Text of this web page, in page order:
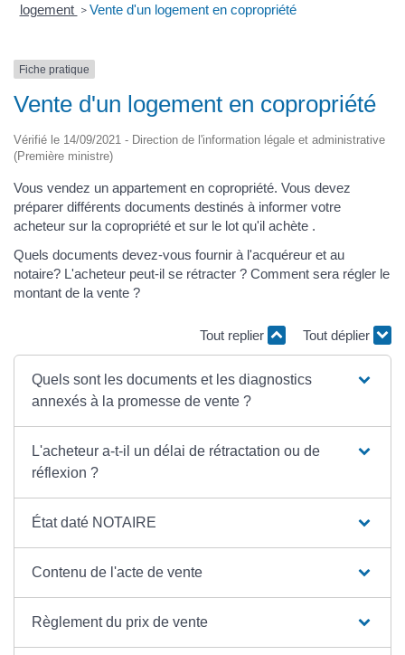
logement > Vente d'un logement en copropriété
Fiche pratique
Vente d'un logement en copropriété
Vérifié le 14/09/2021 - Direction de l'information légale et administrative
(Première ministre)
Vous vendez un appartement en copropriété. Vous devez
préparer différents documents destinés à informer votre
acheteur sur la copropriété et sur le lot qu'il achète .
Quels documents devez-vous fournir à l'acquéreur et au
notaire? L'acheteur peut-il se rétracter ? Comment sera régler le
montant de la vente ?
Tout replier Tout déplier
Quels sont les documents et les diagnostics
annexés à la promesse de vente ?
L'acheteur a-t-il un délai de rétractation ou de
réflexion ?
État daté NOTAIRE
Contenu de l'acte de vente
Règlement du prix de vente